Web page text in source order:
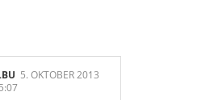
5. OKTOBER 2013